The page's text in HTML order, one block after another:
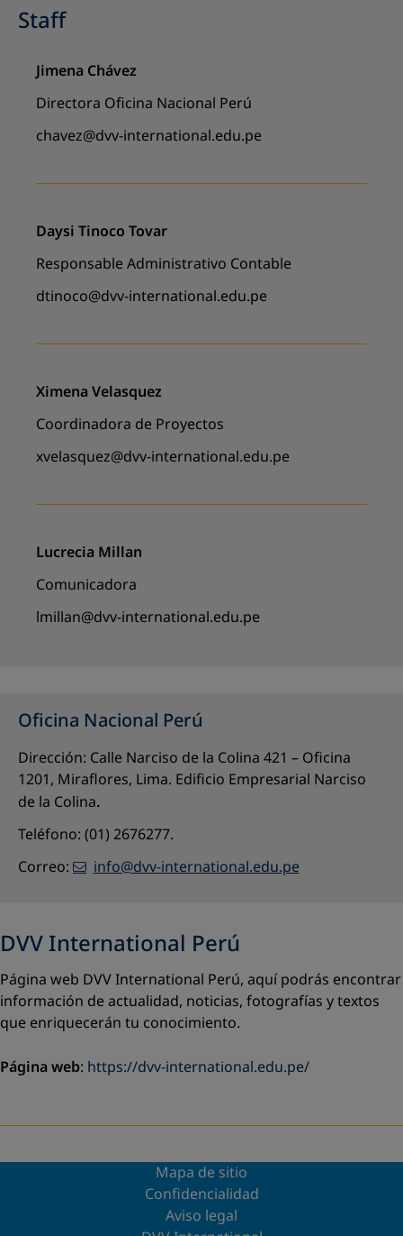
Staff
Jimena Chávez
Directora Oficina Nacional Perú
chavez@dvv-international.edu.pe
Daysi Tinoco Tovar
Responsable Administrativo Contable
dtinoco@dvv-international.edu.pe
Ximena Velasquez
Coordinadora de Proyectos
xvelasquez@dvv-international.edu.pe
Lucrecia Millan
Comunicadora
lmillan@dvv-international.edu.pe
Oficina Nacional Perú
Dirección: Calle Narciso de la Colina 421 – Oficina
1201, Miraflores, Lima. Edificio Empresarial Narciso
de la Colina.
Teléfono: (01) 2676277.
Correo:
info@dvv-international.edu.pe
DVV International Perú
Página web DVV International Perú, aquí podrás encontrar
información de actualidad, noticias, fotografías y textos
que enriquecerán tu conocimiento.
Página web: https://dvv-international.edu.pe/
Mapa de sitio
Confidencialidad
Aviso legal